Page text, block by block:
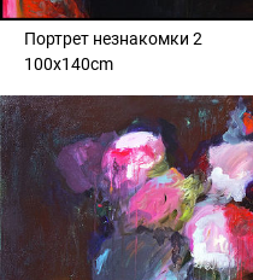
Портрет незнакомки 2
100x140cm